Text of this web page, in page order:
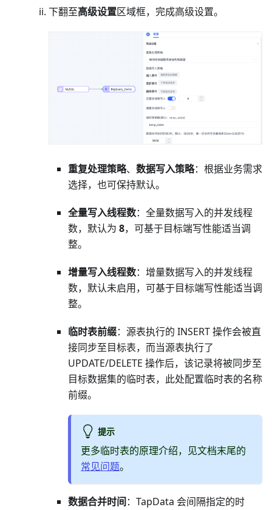
下翻至高级设置区域框，完成高级设置。
重复处理策略、 数据写入策略：根据业务需求
选择，也可保持默认。
全量写入线程数：全量数据写入的并发线程
数，默认为 8，可基于目标端写性能适当调
整。
增量写入线程数：增量数据写入的并发线程
数，默认未启用，可基于目标端写性能适当调
整。
临时表前缀：源表执行的 INSERT 操作会被直
接同步至目标表，而当源表执行了
UPDATE/DELETE 操作后，该记录将被同步至
目标数据集的临时表，此处配置临时表的名称
前缀。
提示
更多临时表的原理介绍，见文档末尾的
常见问题。
数据合并时间：TapData 会间隔指定的时